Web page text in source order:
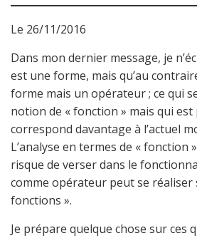
Le 26/11/2016
Dans mon dernier message, je
est une forme, mais qu’au
forme mais un opérateur ; ce qui
notion de « fonction » mais qui
correspond davantage à l’actuel
L’analyse en termes de « fonction
risque de verser dans le
comme opérateur peut se réaliser
fonctions ».
Je prépare quelque chose sur ces